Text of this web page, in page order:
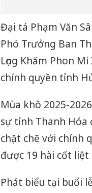
Đại tá Phạm Văn
Phó Trưởng Ban
Lọng Khăm Phon
chính quyền tỉnh
Mùa khô 2025-
sự tỉnh Thanh Hóa
chặt chẽ với chính
được 19 hài cốt liệt
Phát biểu tại buổi